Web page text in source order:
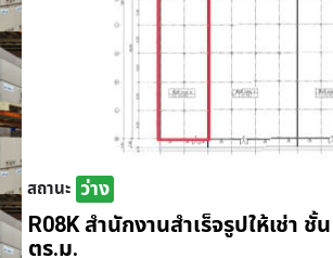
สถานะ ว่าง
R08K สำนักงานสำเร็จรูปให้เช่า ชั้
ตร.ม.